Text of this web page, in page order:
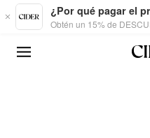
Skip to main content
¿Por qué pagar el
Obtén un 15% de